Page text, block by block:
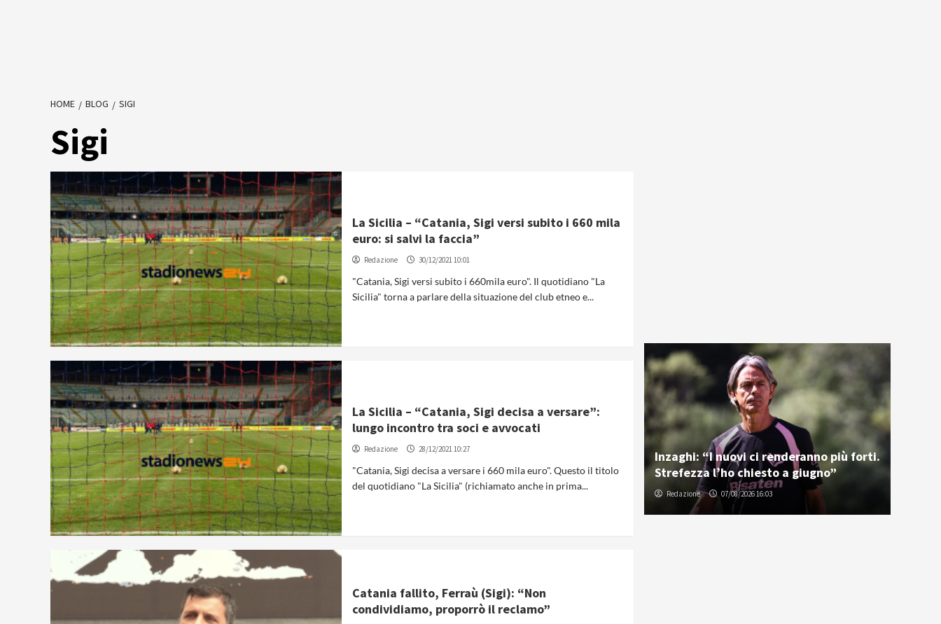
HOME BLOG SIGI
Sigi
La Sicilia – “Catania, Sigi versi subito i 660 mila
euro: si salvi la faccia”
Redazione 30/12/2021 10:01
"Catania, Sigi versi subito i 660mila euro". Il quotidiano "La
Sicilia" torna a parlare della situazione del club etneo e...
La Sicilia – “Catania, Sigi decisa a versare”:
lungo incontro tra soci e avvocati
Redazione 28/12/2021 10:27
"Catania, Sigi decisa a versare i 660 mila euro". Questo il titolo
del quotidiano "La Sicilia" (richiamato anche in prima...
Catania fallito, Ferraù (Sigi): “Non
condividiamo, proporrò il reclamo”
Inzaghi: “I nuovi ci renderanno più forti.
Strefezza l’ho chiesto a giugno”
Redazione 07/08/2026 16:03